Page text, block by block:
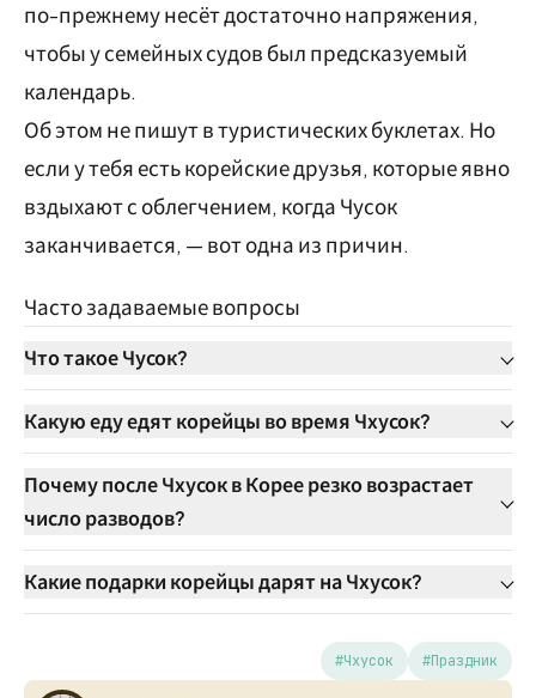
по-прежнему несёт достаточно напряжения,
чтобы у семейных судов был предсказуемый
календарь.
Об этом не пишут в туристических буклетах. Но
если у тебя есть корейские друзья, которые явно
вздыхают с облегчением, когда Чусок
заканчивается, — вот одна из причин.
Часто задаваемые вопросы
Что такое Чусок?
Какую еду едят корейцы во время Чхусок?
Почему после Чхусок в Корее резко возрастает
число разводов?
Какие подарки корейцы дарят на Чхусок?
#Чхусок #Праздник